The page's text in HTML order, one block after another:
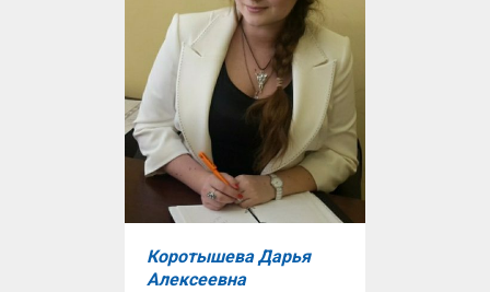
Коротышева Дарья
Алексеевна